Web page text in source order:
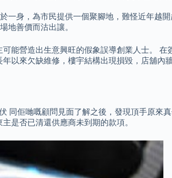
身，為市民提供一個聚腳地，難怪近年越
地善價而沽出讓。
能營造出生意興旺的假象誤導創業人士。
以來欠缺維修，樓宇結構出現損毀，店舖內
同佢哋嘅顧問見面了解之後，發現頂手原來
是否已清還供應商未到期的款項。